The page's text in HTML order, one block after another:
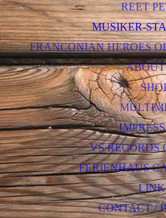
REET
MUSIKER-
FRANCONIAN HEROES
VS RECORDS
FERIENHAUS
CONTACT /